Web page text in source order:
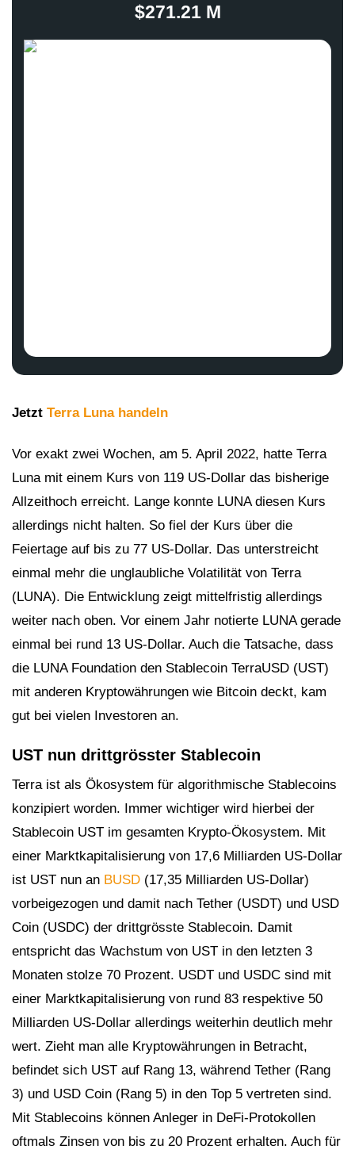
$271.21 M
Jetzt Terra Luna handeln
Vor exakt zwei Wochen, am 5. April 2022, hatte Terra
Luna mit einem Kurs von 119 US-Dollar das bisherige
Allzeithoch erreicht. Lange konnte LUNA diesen Kurs
allerdings nicht halten. So fiel der Kurs über die
Feiertage auf bis zu 77 US-Dollar. Das unterstreicht
einmal mehr die unglaubliche Volatilität von Terra
(LUNA). Die Entwicklung zeigt mittelfristig allerdings
weiter nach oben. Vor einem Jahr notierte LUNA gerade
einmal bei rund 13 US-Dollar. Auch die Tatsache, dass
die LUNA Foundation den Stablecoin TerraUSD (UST)
mit anderen Kryptowährungen wie Bitcoin deckt, kam
gut bei vielen Investoren an.
UST nun drittgrösster Stablecoin
Terra ist als Ökosystem für algorithmische Stablecoins
konzipiert worden. Immer wichtiger wird hierbei der
Stablecoin UST im gesamten Krypto-Ökosystem. Mit
einer Marktkapitalisierung von 17,6 Milliarden US-Dollar
ist UST nun an BUSD (17,35 Milliarden US-Dollar)
vorbeigezogen und damit nach Tether (USDT) und USD
Coin (USDC) der drittgrösste Stablecoin. Damit
entspricht das Wachstum von UST in den letzten 3
Monaten stolze 70 Prozent. USDT und USDC sind mit
einer Marktkapitalisierung von rund 83 respektive 50
Milliarden US-Dollar allerdings weiterhin deutlich mehr
wert. Zieht man alle Kryptowährungen in Betracht,
befindet sich UST auf Rang 13, während Tether (Rang
3) und USD Coin (Rang 5) in den Top 5 vertreten sind.
Mit Stablecoins können Anleger in DeFi-Protokollen
oftmals Zinsen von bis zu 20 Prozent erhalten. Auch für